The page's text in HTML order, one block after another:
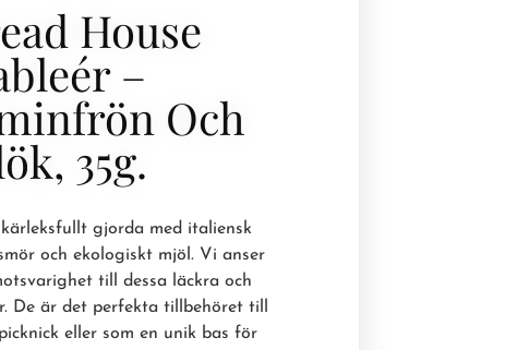
House
–
Och
35g.
gjorda med italiensk
och ekologiskt mjöl. Vi anser
till dessa läckra och
De är det perfekta tillbehöret till
eller som en unik bas för